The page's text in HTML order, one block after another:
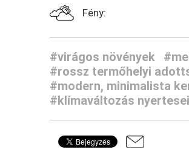
Fény:
#virágos növények
#rossz termőhelyi
#modern, minimalista
#klímaváltozás nyertesei